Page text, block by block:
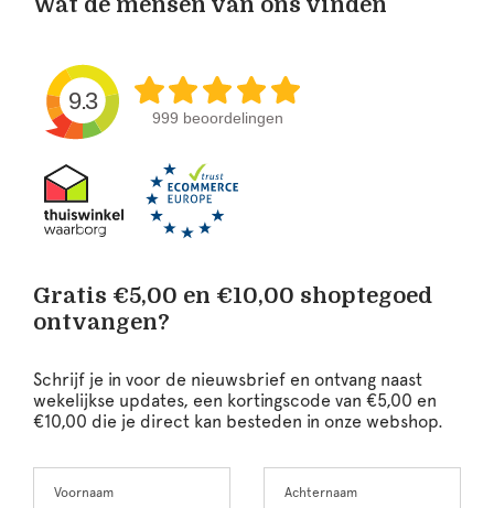
9.3
999 beoordelingen
Gratis €5,00 en €10,00 shoptegoed
ontvangen?
Schrijf je in voor de nieuwsbrief en ontvang naast
wekelijkse updates, een kortingscode van €5,00 en
€10,00 die je direct kan besteden in onze webshop.
this